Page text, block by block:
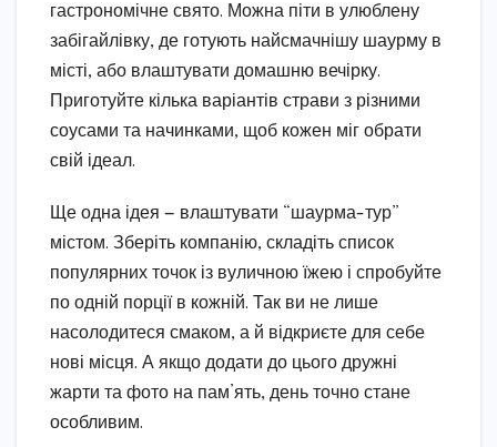
гастрономічне свято. Можна піти в улюблену
забігайлівку, де готують найсмачнішу шаурму в
місті, або влаштувати домашню вечірку.
Приготуйте кілька варіантів страви з різними
соусами та начинками, щоб кожен міг обрати
свій ідеал.
Ще одна ідея — влаштувати “шаурма-тур”
містом. Зберіть компанію, складіть список
популярних точок із вуличною їжею і спробуйте
по одній порції в кожній. Так ви не лише
насолодитеся смаком, а й відкриєте для себе
нові місця. А якщо додати до цього дружні
жарти та фото на пам’ять, день точно стане
особливим.